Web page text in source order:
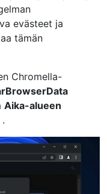
evästeet ja
tämän
Chromella-
Aika-alueen
.